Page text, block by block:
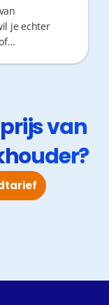
je echter
van